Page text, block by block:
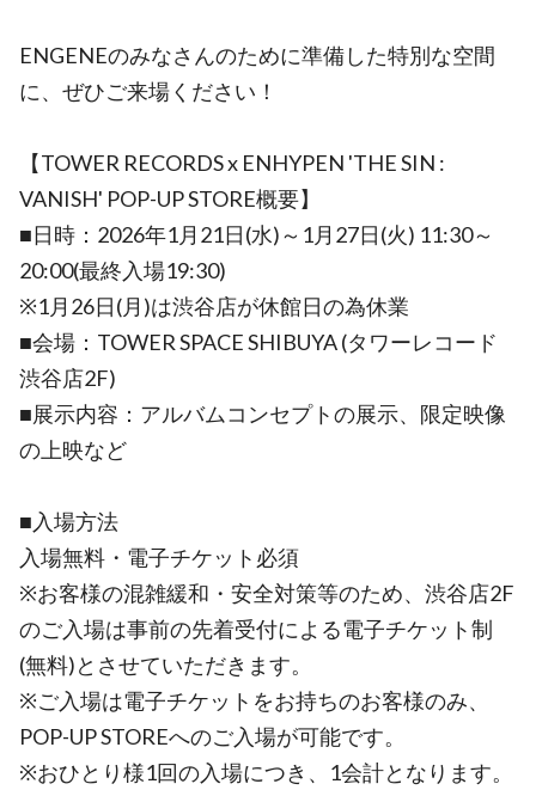
ENGENEのみなさんのために準備した特別な空間
に、ぜひご来場ください！
【TOWER RECORDS x ENHYPEN 'THE SIN :
VANISH' POP-UP STORE概要】
■日時：2026年1月21日(水)～1月27日(火) 11:30～
20:00(最終入場19:30)
※1月26日(月)は渋谷店が休館日の為休業
■会場：TOWER SPACE SHIBUYA (タワーレコード
渋谷店2F)
■展示内容：アルバムコンセプトの展示、限定映像
の上映など
■入場方法
入場無料・電子チケット必須
※お客様の混雑緩和・安全対策等のため、渋谷店2F
のご入場は事前の先着受付による電子チケット制
(無料)とさせていただきます。
※ご入場は電子チケットをお持ちのお客様のみ、
POP-UP STOREへのご入場が可能です。
※おひとり様1回の入場につき、1会計となります。